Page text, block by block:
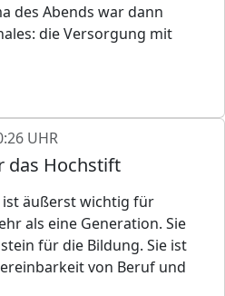
des Abends war dann
die Versorgung mit
UHR
das Hochstift
ist äußerst wichtig für
als eine Generation. Sie
für die Bildung. Sie ist
von Beruf und